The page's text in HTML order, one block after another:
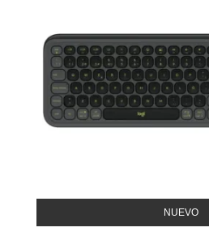
NUEVO